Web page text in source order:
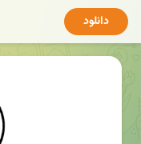
دانلود